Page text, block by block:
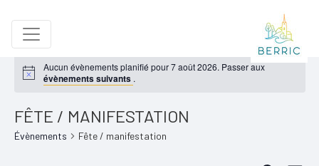
Aucun évènements planifié pour 7 août 2026. Passer aux
évènements suivants .
FÊTE / MANIFESTATION
Évènements Fête / manifestation